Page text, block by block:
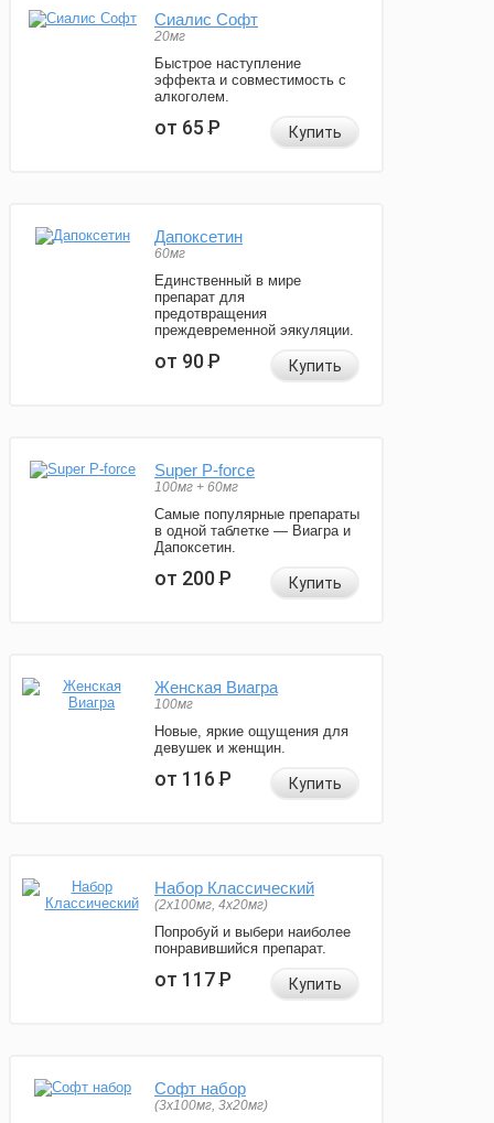
Сиалис Софт
20мг
Быстрое наступление
эффекта и совместимость с
алкоголем.
от 65Р Купить
Дапоксетин
60мг
Единственный в мире
препарат для
предотвращения
преждевременной эякуляции.
от 90Р Купить
Super P-force
100мг + 60мг
Самые популярные препараты
в одной таблетке — Виагра и
Дапоксетин.
от 200Р Купить
Женская Виагра
100мг
Новые, яркие ощущения для
девушек и женщин.
от 116Р Купить
Набор Классический
(2x100мг, 4x20мг)
Попробуй и выбери наиболее
понравившийся препарат.
от 117Р Купить
Софт набор
(3x100мг, 3x20мг)